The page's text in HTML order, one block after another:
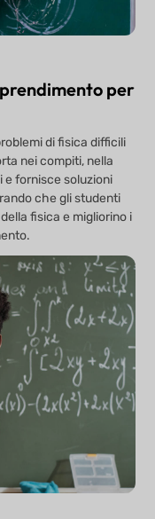
per
di fisica difficili
nei compiti, nella
fornisce soluzioni
che gli studenti
fisica e migliorino i